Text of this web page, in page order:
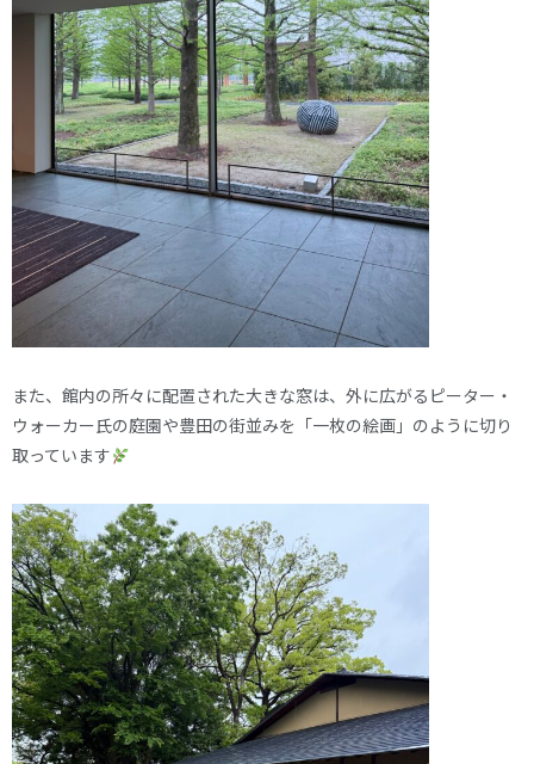
また、館内の所々に配置された大きな窓は、外に広がるピーター・
ウォーカー氏の庭園や豊田の街並みを「一枚の絵画」のように切り
取っています